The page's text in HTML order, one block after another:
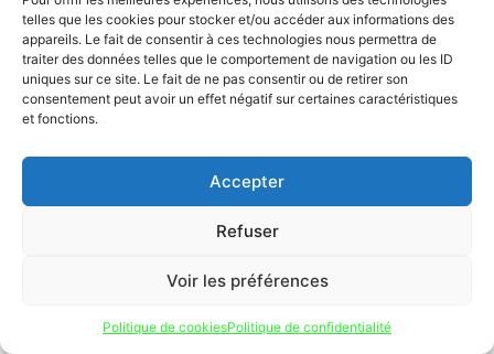
telles que les cookies pour stocker et/ou accéder aux informations des
appareils. Le fait de consentir à ces technologies nous permettra de
traiter des données telles que le comportement de navigation ou les ID
uniques sur ce site. Le fait de ne pas consentir ou de retirer son
consentement peut avoir un effet négatif sur certaines caractéristiques
et fonctions.
Accepter
Refuser
Voir les préférences
Politique de cookiesPolitique de confidentialité
Mon compte
Nous contacter
Mode paiement
Nos services
Politique de confidentialité
Politique de cookies (UE)
© 2026 hmpscoot.com tous droits réservés